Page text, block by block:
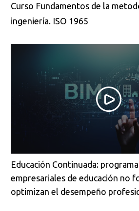
Curso Fundamentos de la
ingeniería. ISO 1965
Educación Continuada:
empresariales de educación no
optimizan el desempeño